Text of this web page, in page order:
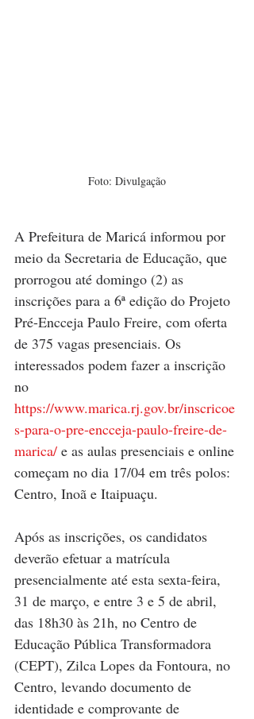
Foto: Divulgação
A Prefeitura de Maricá informou por
meio da Secretaria de Educação, que
prorrogou até domingo (2) as
inscrições para a 6ª edição do Projeto
Pré-Encceja Paulo Freire, com oferta
de 375 vagas presenciais. Os
interessados podem fazer a inscrição
no
https://www.marica.rj.gov.br/inscricoe
s-para-o-pre-encceja-paulo-freire-de-
marica/ e as aulas presenciais e online
começam no dia 17/04 em três polos:
Centro, Inoã e Itaipuaçu.
Após as inscrições, os candidatos
deverão efetuar a matrícula
presencialmente até esta sexta-feira,
31 de março, e entre 3 e 5 de abril,
das 18h30 às 21h, no Centro de
Educação Pública Transformadora
(CEPT), Zilca Lopes da Fontoura, no
Centro, levando documento de
identidade e comprovante de